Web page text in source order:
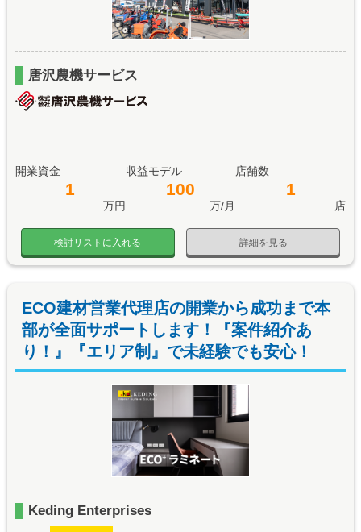
唐沢農機サービス
開業資金
1
万円
収益モデル
100
万/月
店舗数
1
店
詳細を見る
検討リストに入れる
ECO建材営業代理店の開業から成功まで本
部が全面サポートします！『案件紹介あ
り！』『エリア制』で未経験でも安心！
Keding Enterprises